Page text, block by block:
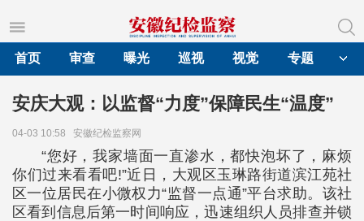
首页
审查 曝光 巡视 视觉 专题
安庆大观：以监督“力度”保障民生“温度”
04-03 10:58 安徽纪检监察网
“您好，我家墙面一直渗水，都快泡坏了，麻烦
你们过来看看吧!”近日，大观区玉琳路街道滨江苑社
区一位居民在小微权力“监督一点通”平台求助。该社
区看到信息后第一时间响应，迅速组织人员排查并锁